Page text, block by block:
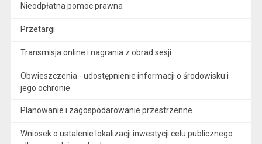
Nieodpłatna pomoc prawna
Przetargi
Transmisja online i nagrania z obrad sesji
Obwieszczenia - udostępnienie informacji o środowisku i
jego ochronie
Planowanie i zagospodarowanie przestrzenne
Wniosek o ustalenie lokalizacji inwestycji celu publicznego